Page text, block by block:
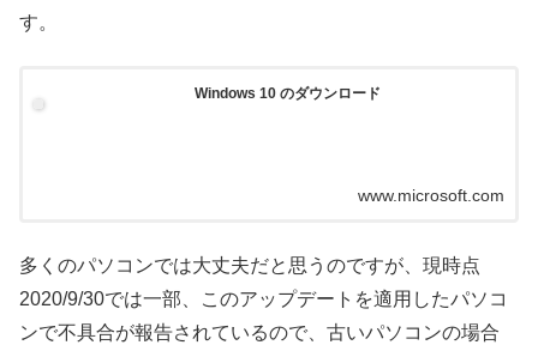
す。
Windows 10 のダウンロード
www.microsoft.com
多くのパソコンでは大丈夫だと思うのですが、現時点
2020/9/30では一部、このアップデートを適用したパソコ
ンで不具合が報告されているので、古いパソコンの場合